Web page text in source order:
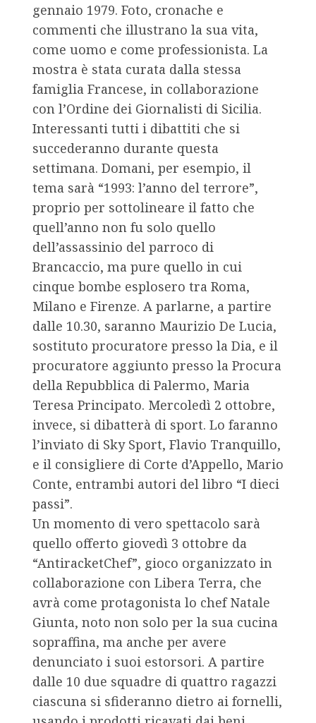
gennaio 1979. Foto, cronache e
commenti che illustrano la sua vita,
come uomo e come professionista. La
mostra è stata curata dalla stessa
famiglia Francese, in collaborazione
con l’Ordine dei Giornalisti di Sicilia.
Interessanti tutti i dibattiti che si
succederanno durante questa
settimana. Domani, per esempio, il
tema sarà “1993: l’anno del terrore”,
proprio per sottolineare il fatto che
quell’anno non fu solo quello
dell’assassinio del parroco di
Brancaccio, ma pure quello in cui
cinque bombe esplosero tra Roma,
Milano e Firenze. A parlarne, a partire
dalle 10.30, saranno Maurizio De Lucia,
sostituto procuratore presso la Dia, e il
procuratore aggiunto presso la Procura
della Repubblica di Palermo, Maria
Teresa Principato. Mercoledì 2 ottobre,
invece, si dibatterà di sport. Lo faranno
l’inviato di Sky Sport, Flavio Tranquillo,
e il consigliere di Corte d’Appello, Mario
Conte, entrambi autori del libro “I dieci
passi”.
Un momento di vero spettacolo sarà
quello offerto giovedì 3 ottobre da
“AntiracketChef”, gioco organizzato in
collaborazione con Libera Terra, che
avrà come protagonista lo chef Natale
Giunta, noto non solo per la sua cucina
sopraffina, ma anche per avere
denunciato i suoi estorsori. A partire
dalle 10 due squadre di quattro ragazzi
ciascuna si sfideranno dietro ai fornelli,